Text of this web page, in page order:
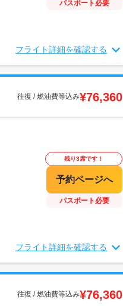
パスポート必要
フライト詳細を確認する
往復 / 燃油費等込み¥76,360
残り3席です！
パスポート必要
フライト詳細を確認する
往復 / 燃油費等込み¥76,360